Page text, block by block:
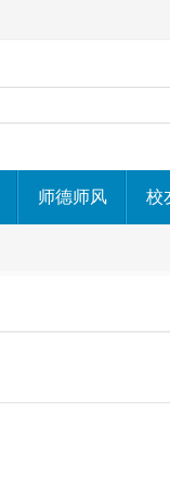
师德师风 校